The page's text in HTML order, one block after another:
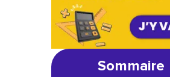
Sommaire